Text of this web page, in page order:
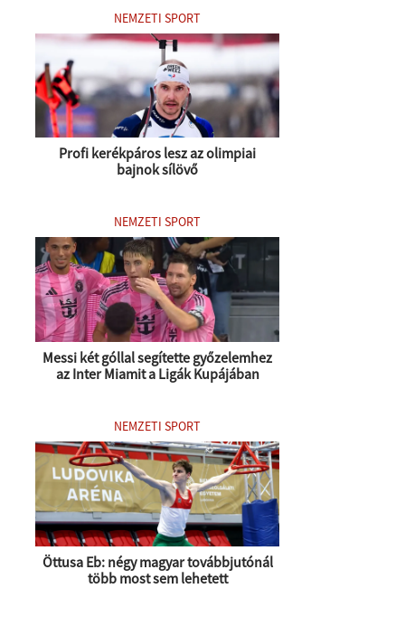
NEMZETI SPORT
Profi kerékpáros lesz az olimpiai
bajnok sílövő
NEMZETI SPORT
Messi két góllal segítette győzelemhez
az Inter Miamit a Ligák Kupájában
NEMZETI SPORT
Öttusa Eb: négy magyar továbbjutónál
több most sem lehetett